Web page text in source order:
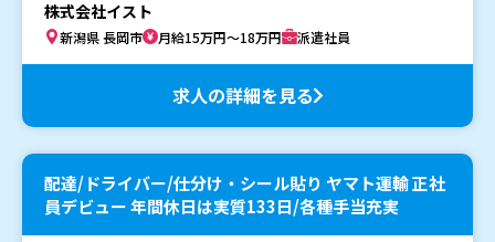
株式会社イスト
新潟県 長岡市 月給15万円～18万円 派遣社員
求人の詳細を見る
配達/ドライバー/仕分け・シール貼り ヤマト運輸 正社
員デビュー 年間休日は実質133日/各種手当充実